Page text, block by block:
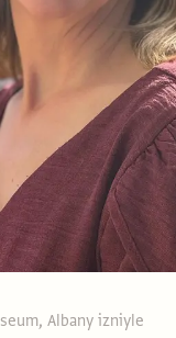
Albany izniyle